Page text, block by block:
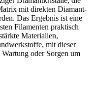
mit direkten Diamant-
Das Ergebnis ist eine
Filamenten praktisch
Materialien,
mit dieser
oder Sorgen um